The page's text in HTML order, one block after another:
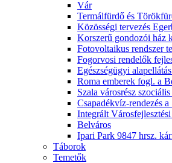
Vár
Termálfürdő és
Közösségi tervezés
Korszerű gondozói ház
Fotovoltaikus rendszer
Fogorvosi rendelők
Egészségügyi
Roma emberek fogl. a
Szala városrész
Csapadékvíz-rendezés
Integrált Városfejlesztési
Belváros
Ipari Park 9847 hrsz.
Táborok
Temetők